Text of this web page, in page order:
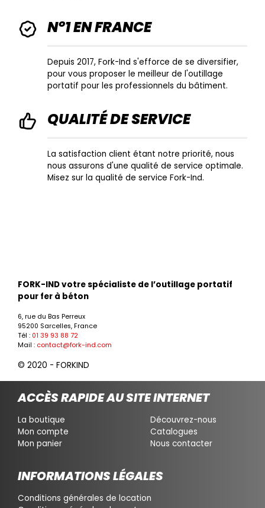
N°1 EN FRANCE
Depuis 2017, Fork-Ind s'efforce de se diversifier,
pour vous proposer le meilleur de l'outillage
portatif pour les professionnels du bâtiment.
QUALITÉ DE SERVICE
La satisfaction client étant notre priorité, nous
nous assurons d'une qualité de service optimale.
Misez sur la qualité de service Fork-Ind.
FORK-IND votre spécialiste de l’outillage portatif
pour fer à béton
6, rue du Bas Perreux
95200 Sarcelles, France
Tél : 01 39 93 88 72
Mail : contact@fork-ind.com
© 2020 - FORKIND
ACCÈS RAPIDE AU SITE INTERNET
La boutique
Mon compte
Mon panier
Découvrez-nous
Catalogues
Nous contacter
INFORMATIONS LÉGALES
Conditions générales de location